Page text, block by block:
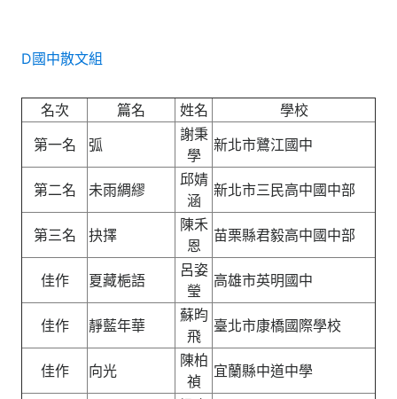
D國中散文組
名次 篇名 姓名
學校
第一名
弧
謝秉
學
新北市鷺江國中
第二名 未雨綢繆
邱婧
涵
新北市三民高中國中部
第三名 抉擇
陳禾
恩
苗栗縣君毅高中國中部
佳作 夏藏梔語
呂姿
瑩
高雄市英明國中
佳作 靜藍年華
蘇昀
飛
臺北市康橋國際學校
佳作 向光
陳柏
禎
宜蘭縣中道中學